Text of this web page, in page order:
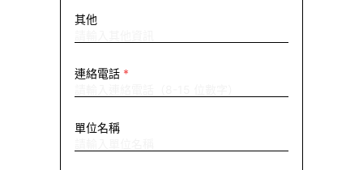
其他
連絡電話 *
單位名稱